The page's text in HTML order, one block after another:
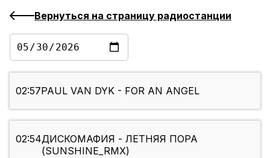
Вернуться на страницу радиостанции
02:57PAUL VAN DYK - FOR AN ANGEL
02:54ДИСКОМАФИЯ - ЛЕТНЯЯ ПОРА
(SUNSHINE_RMX)